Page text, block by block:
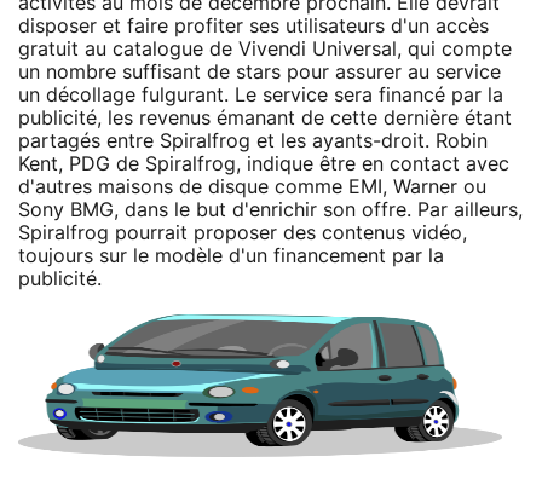
disposer et faire profiter ses utilisateurs d'un accès
gratuit au catalogue de Vivendi Universal, qui compte
un nombre suffisant de stars pour assurer au service
un décollage fulgurant. Le service sera financé par la
publicité, les revenus émanant de cette dernière étant
partagés entre Spiralfrog et les ayants-droit. Robin
Kent, PDG de Spiralfrog, indique être en contact avec
d'autres maisons de disque comme EMI, Warner ou
Sony BMG, dans le but d'enrichir son offre. Par ailleurs,
Spiralfrog pourrait proposer des contenus vidéo,
toujours sur le modèle d'un financement par la
publicité.